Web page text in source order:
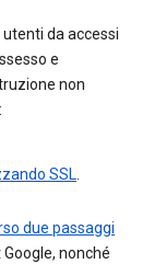
da accessi
e
non
SSL.
due passaggi
nonché